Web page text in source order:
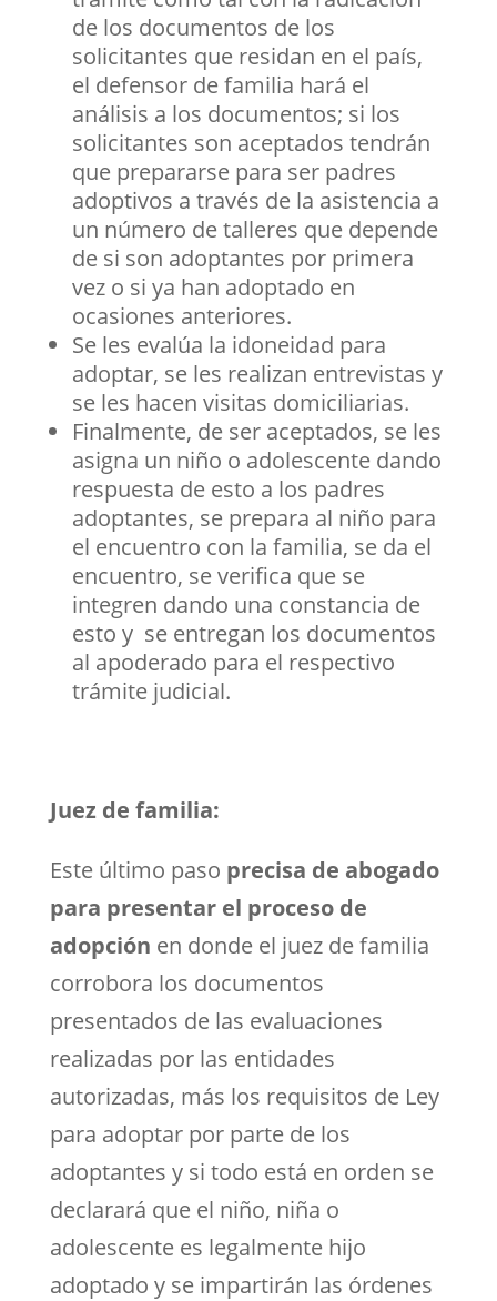
de los documentos de los
solicitantes que residan en el país,
el defensor de familia hará el
análisis a los documentos; si los
solicitantes son aceptados tendrán
que prepararse para ser padres
adoptivos a través de la asistencia a
un número de talleres que depende
de si son adoptantes por primera
vez o si ya han adoptado en
ocasiones anteriores.
Se les evalúa la idoneidad para
adoptar, se les realizan entrevistas y
se les hacen visitas domiciliarias.
Finalmente, de ser aceptados, se les
asigna un niño o adolescente dando
respuesta de esto a los padres
adoptantes, se prepara al niño para
el encuentro con la familia, se da el
encuentro, se verifica que se
integren dando una constancia de
esto y se entregan los documentos
al apoderado para el respectivo
trámite judicial.
Juez de familia:
Este último paso precisa de abogado
para presentar el proceso de
adopción en donde el juez de familia
corrobora los documentos
presentados de las evaluaciones
realizadas por las entidades
autorizadas, más los requisitos de Ley
para adoptar por parte de los
adoptantes y si todo está en orden se
declarará que el niño, niña o
adolescente es legalmente hijo
adoptado y se impartirán las órdenes